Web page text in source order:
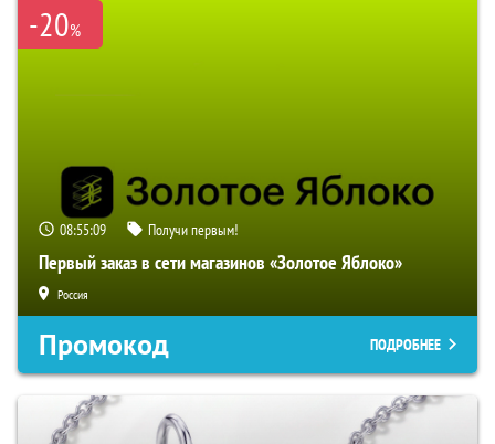
-20%
08:55:08 Получи первым!
Первый заказ в сети магазинов «Золотое Яблоко»
Россия
Промокод ПОДРОБНЕЕ